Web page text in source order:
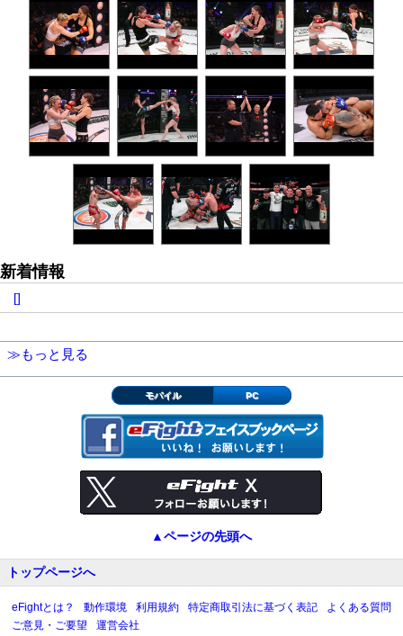
新着情報
[]
≫もっと見る
モバイル PC
▲ページの先頭へ
トップページへ
eFightとは？ 動作環境 利用規約 特定商取引法に基づく表記
よくある質問
ご意見・ご要望
運営会社